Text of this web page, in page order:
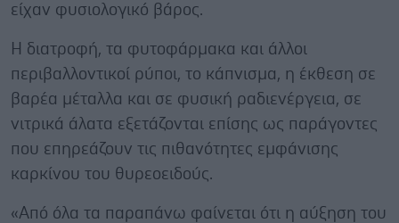
είχαν φυσιολογικό βάρος.
Η διατροφή, τα φυτοφάρμακα και άλλοι
περιβαλλοντικοί ρύποι, το κάπνισμα, η έκθεση σε
βαρέα μέταλλα και σε φυσική ραδιενέργεια, σε
νιτρικά άλατα εξετάζονται επίσης ως παράγοντες
που επηρεάζουν τις πιθανότητες εμφάνισης
καρκίνου του θυρεοειδούς.
«Από όλα τα παραπάνω φαίνεται ότι η αύξηση του